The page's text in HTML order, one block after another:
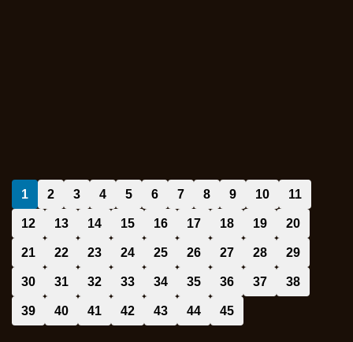
1 2 3 4 5 6 7 8 9 10 11
12 13 14 15 16 17 18 19 20
21 22 23 24 25 26 27 28 29
30 31 32 33 34 35 36 37 38
39 40 41 42 43 44 45